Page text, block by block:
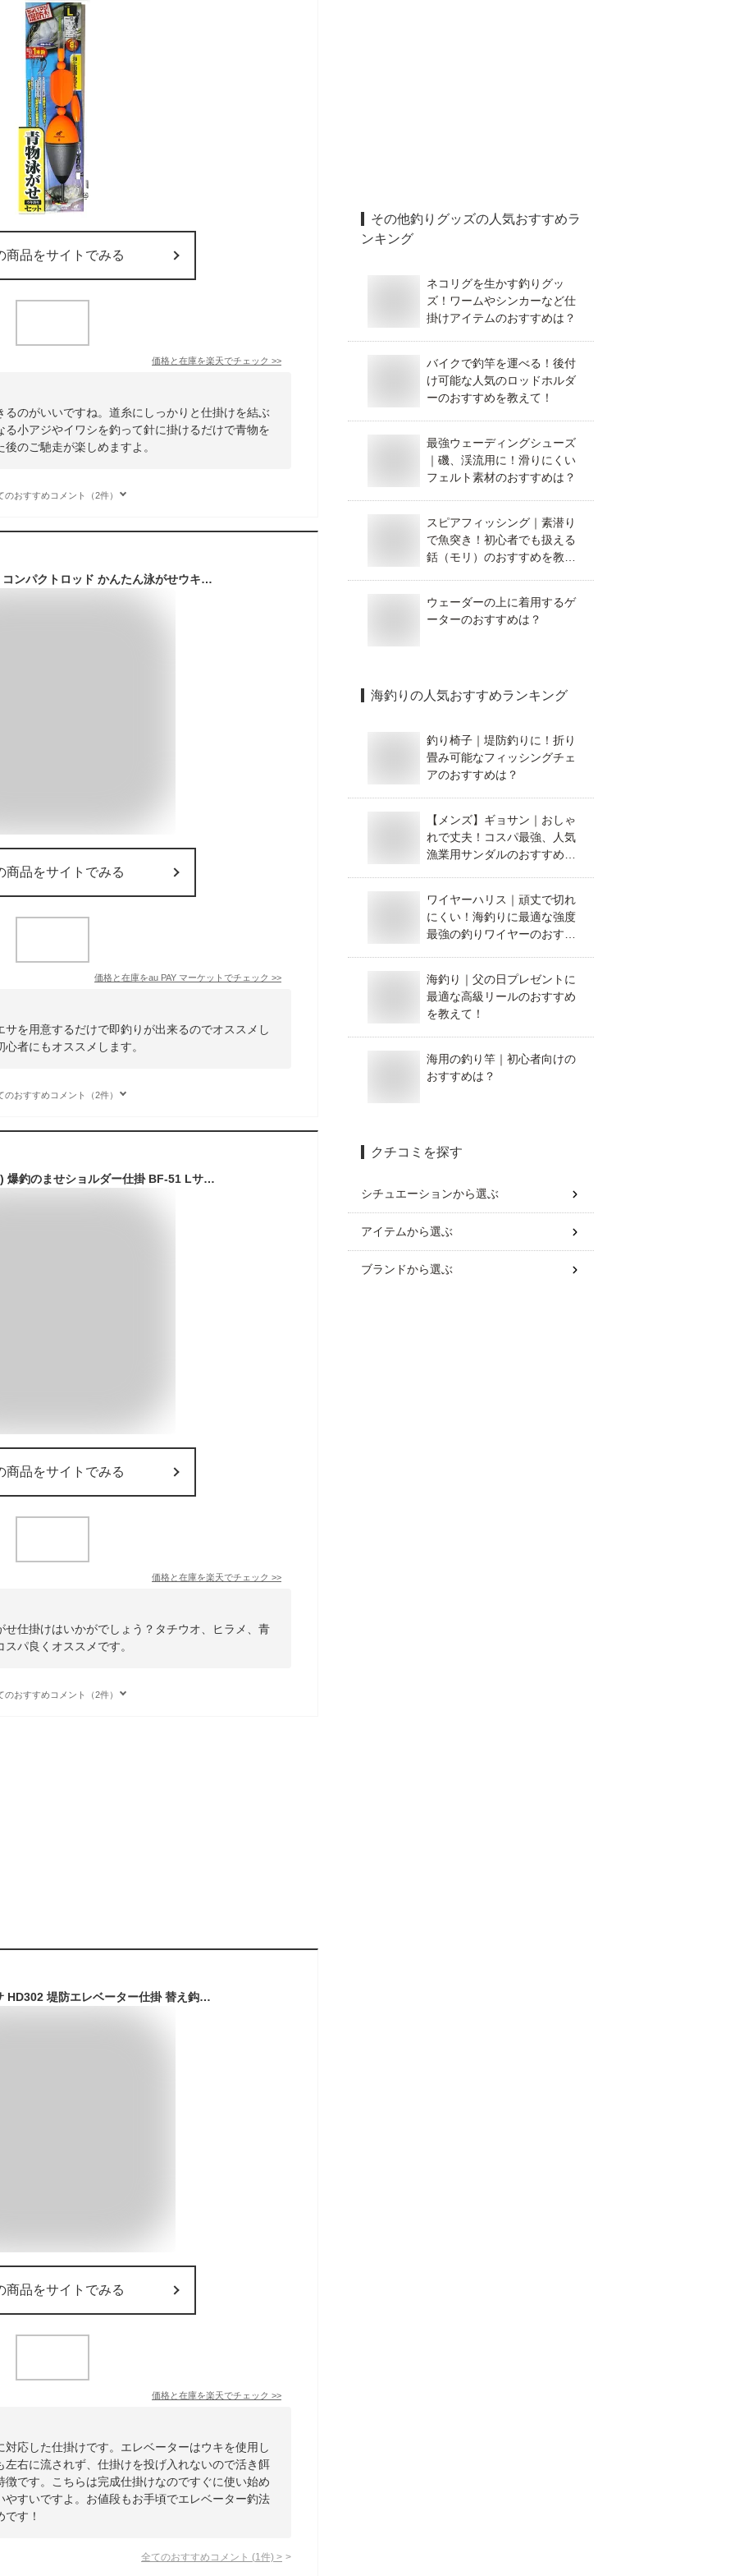
商品をサイトでみる
価格と在庫を楽天でチェック >>
のがいいですね。道糸にしっかりと仕掛けを結ぶ
小アジやイワシを釣って針に掛けるだけで青物を
のご馳走が楽しめますよ。
のおすすめコメント（2件）
ハヤブサ HAYABUSA コンパクトロッド かんたん泳がせウキ釣りセット HA183 仕掛け
商品をサイトでみる
価格と在庫をau PAY マーケット でチェック >>
を用意するだけで即釣りが出来るのでオススメし
者にもオススメします。
のおすすめコメント（2件）
カツイチ(KATSUICHI) 爆釣のませショルダー仕掛 BF-51 Lサイズ 太刀魚 タチウオ ヒラメ 青物 根魚 フィッシュイーター 泳がせ釣り アオリイカ釣り アオリイカ釣り仕掛け アオリイカ仕掛け 泳がせ釣り仕掛け イカ釣り 活きアジ 活き餌 波止釣り 磯釣り
商品をサイトでみる
価格と在庫を楽天でチェック >>
仕掛けはいかがでしょう？タチウオ、ヒラメ、青
パ良くオススメです。
のおすすめコメント（2件）
【20Cpost】ハヤブサ HD302 堤防エレベーター仕掛 替え鈎x2 12-6(haya-956730)｜堤防のませ 堤防泳がせ 波止のませ 波止泳がせ 堤防青物 波止青物 青物泳がせ 青物のませ 堤防釣り 波止釣り
商品をサイトでみる
価格と在庫を楽天でチェック >>
応した仕掛けです。エレベーターはウキを使用し
右に流されず、仕掛けを投げ入れないので活き餌
です。こちらは完成仕掛けなのですぐに使い始め
すいですよ。お値段もお手頃でエレベーター釣法
す！
全てのおすすめコメント (1 件) >
その他釣りグッズの人気おすすめラ
ンキング
ネコリグを生かす釣りグッ
ズ！ワームやシンカーなど仕
掛けアイテムのおすすめは？
バイクで釣竿を運べる！後付
け可能な人気のロッドホルダ
ーのおすすめを教えて！
最強ウェーディングシューズ
｜磯、渓流用に！滑りにくい
フェルト素材のおすすめは？
スピアフィッシング｜素潜り
で魚突き！初心者でも扱える
銛（モリ）のおすすめを教え
ウェーダーの上に着用するゲ
ーターのおすすめは？
海釣り の人気おすすめランキング
釣り椅子｜堤防釣りに！折り
畳み可能なフィッシングチェ
アのおすすめは？
【メンズ】ギョサン｜おしゃ
れで丈夫！コスパ最強、人気
漁業用サンダルのおすすめ
ワイヤーハリス｜頑丈で切れ
にくい！海釣りに最適な強度
最強の釣りワイヤーのおすす
海釣り｜父の日プレゼントに
最適な高級リールのおすすめ
を教えて！
海用の釣り竿｜初心者向けの
おすすめは？
クチコミを探す
シチュエーションから選ぶ
アイテムから選ぶ
ブランドから選ぶ